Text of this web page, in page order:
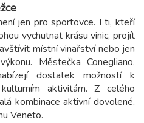
jen pro sportovce. I ti, kteří
vychutnat krásu vinic, projít
místní vinařství nebo jen
Městečka Conegliano,
dostatek možností k
aktivitám. Z celého
kombinace aktivní dovolené,
Veneto.